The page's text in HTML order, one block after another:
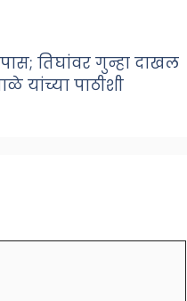
तिघांवर गुन्हा दाखल
यांच्या पाठीशी